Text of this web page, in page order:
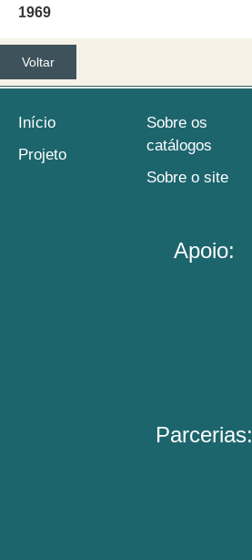
1969
Voltar
Início
Projeto
Sobre os
catálogos
Sobre o site
Apoio:
Parcerias: